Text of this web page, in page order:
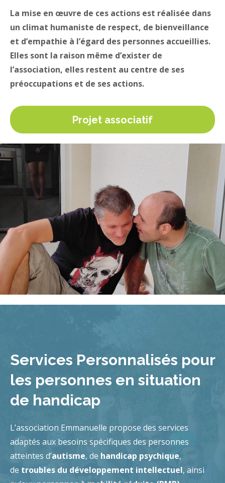
La mise en œuvre de ces actions est réalisée dans
un climat humaniste de respect, de bienveillance
et d’empathie à l’égard des personnes accueillies.
Elles sont la raison même d’exister de
l’association, elles restent au centre de ses
préoccupations et de ses actions.
Projet associatif
Services Personnalisés pour
les personnes en situation
de handicap
L’association Emmanuelle propose des services
adaptés aux besoins spécifiques des personnes
atteintes d’autisme, de handicap psychique,
de troubles du développement intellectuel, ainsi